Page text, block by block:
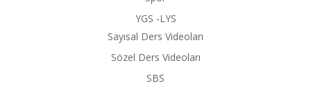
YGS -LYS
Sayısal Ders Videoları
Sözel Ders Videoları
SBS